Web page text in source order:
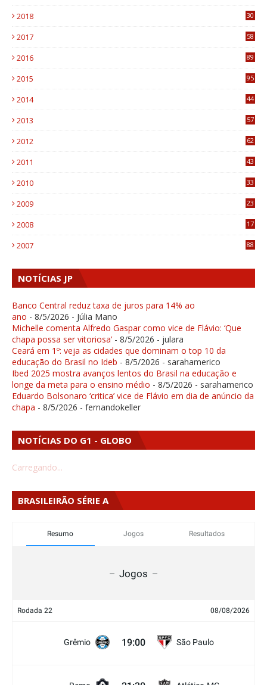
2018
30
2017
58
2016
89
2015
95
2014
44
2013
57
2012
62
2011
43
2010
33
2009
23
2008
17
2007 88
NOTÍCIAS JP
Banco Central reduz taxa de juros para 14% ao
ano - 8/5/2026 - Júlia Mano
Michelle comenta Alfredo Gaspar como vice de Flávio: ‘Que
chapa possa ser vitoriosa’ - 8/5/2026 - julara
Ceará em 1º: veja as cidades que dominam o top 10 da
educação do Brasil no Ideb - 8/5/2026 - sarahamerico
Ibed 2025 mostra avanços lentos do Brasil na educação e
longe da meta para o ensino médio - 8/5/2026 - sarahamerico
Eduardo Bolsonaro ‘critica’ vice de Flávio em dia de anúncio da
chapa - 8/5/2026 - fernandokeller
NOTÍCIAS DO G1 - GLOBO
Carregando...
BRASILEIRÃO SÉRIE A
Resumo Jogos Resultados
Jogos
Rodada 22 08/08/2026
Grêmio 19:00 São Paulo